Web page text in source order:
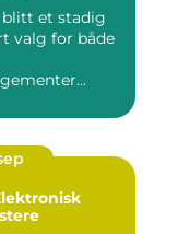
et stadig
valg for både